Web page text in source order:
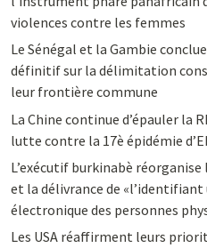
violences contre les femmes
Le Sénégal et la Gambie
définitif sur la délimitation
leur frontière commune
La Chine continue d’épauler la
lutte contre la 17è épidémie
L’exécutif burkinabè
et la délivrance de «l’identifiant
électronique des personnes
Les USA réaffirment leurs